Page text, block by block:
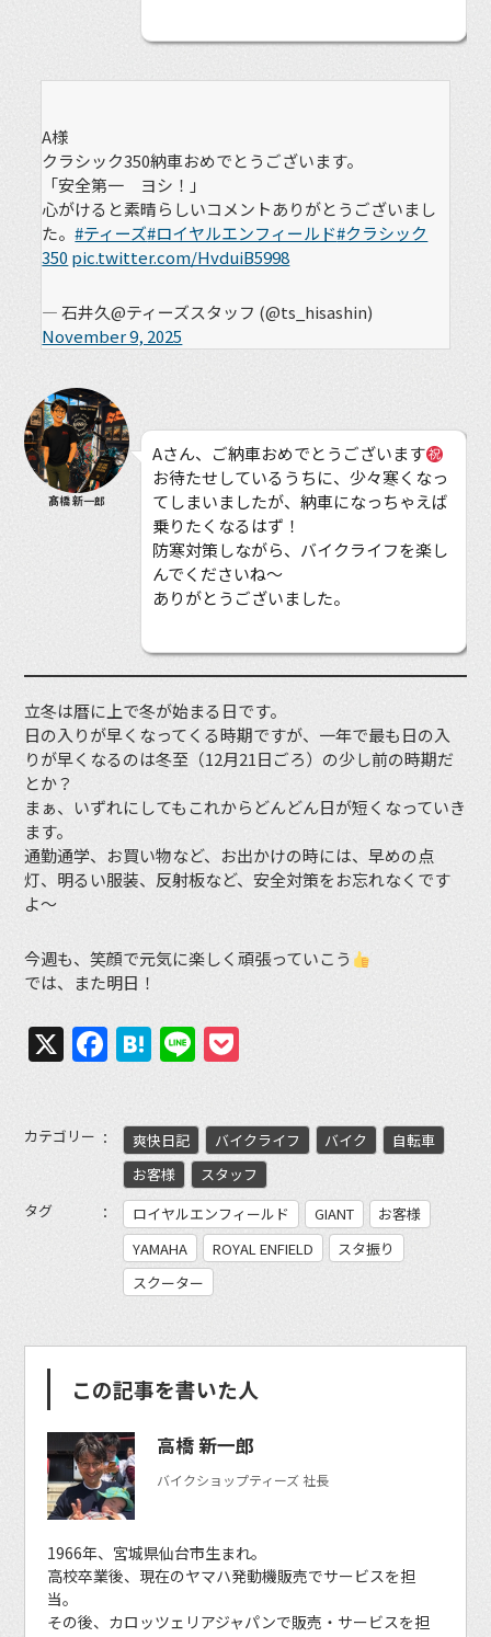
A様
クラシック350納車おめでとうございます。
「安全第一 ヨシ！」
心がけると素晴らしいコメントありがとうございまし
た。#ティーズ#ロイヤルエンフィールド#クラシック
350 pic.twitter.com/HvduiB5998
— 石井久@ティーズスタッフ (@ts_hisashin)
November 9, 2025
髙橋 新一郎
Aさん、ご納車おめでとうございます
お待たせしているうちに、少々寒くなっ
てしまいましたが、納車になっちゃえば
乗りたくなるはず！
防寒対策しながら、バイクライフを楽し
んでくださいね〜
ありがとうございました。
立冬は暦に上で冬が始まる日です。
日の入りが早くなってくる時期ですが、一年で最も日の入
りが早くなるのは冬至（12月21日ごろ）の少し前の時期だ
とか？
まぁ、いずれにしてもこれからどんどん日が短くなっていき
ます。
通勤通学、お買い物など、お出かけの時には、早めの点
灯、明るい服装、反射板など、安全対策をお忘れなくです
よ〜
今週も、笑顔で元気に楽しく頑張っていこう
では、また明日！
X Facebook
Hatena
Line
カテゴリー 爽快日記 バイクライフ バイク
自転車
お客様
スタッフ
タグ
ロイヤルエンフィールド GIANT
お客様
YAMAHA
ROYAL ENFIELD
スタ振り
スクーター
この記事を書いた人
高橋 新一郎
バイクショップティーズ 社長
1966年、宮城県仙台市生まれ。
高校卒業後、現在のヤマハ発動機販売でサービスを担
当。
その後、カロッツェリアジャパンで販売・サービスを担